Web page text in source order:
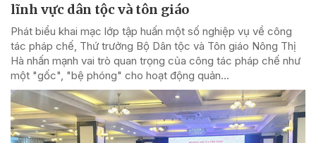
lĩnh vực dân tộc và tôn giáo
Phát biểu khai mạc lớp tập huấn một số nghiệp vụ về công
tác pháp chế, Thứ trưởng Bộ Dân tộc và Tôn giáo Nông Thị
Hà nhấn mạnh vai trò quan trọng của công tác pháp chế như
một "gốc", "bệ phóng" cho hoạt động quản...